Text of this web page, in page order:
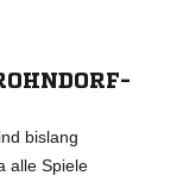
bislang
alle Spiele